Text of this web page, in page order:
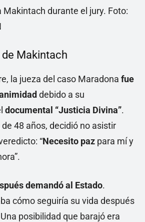
Makintach
la jueza del caso Maradona fue
debido a su
documental “Justicia Divina”.
48 años, decidió no asistir
“Necesito paz para mí y
demandó al Estado.
cómo seguiría su vida después
posibilidad que barajó era